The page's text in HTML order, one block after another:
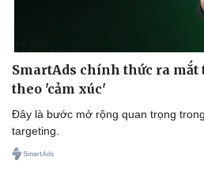
SmartAds chính thức ra
theo 'cảm xúc'
Đây là bước mở rộng quan trọng
targeting.